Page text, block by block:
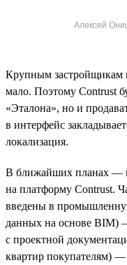
Алексей
Крупным
мало. Поэтому Contrust
«Эталона», но и
в интерфейс
локализация.
В ближайших планах —
на платформу Contrust.
введены в
данных на основе BIM)
с проектной
квартир покупателям)